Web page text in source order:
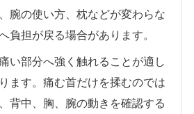
腕の使い方、枕などが変わらな
負担が戻る場合があります。
い部分へ強く触れることが適し
ます。痛む首だけを揉むのでは
背中、胸、腕の動きを確認する